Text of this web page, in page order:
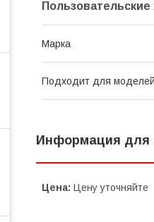
Пользовательские
Марка
Подходит для моделей
Информация для
Цена: Цену уточняйте